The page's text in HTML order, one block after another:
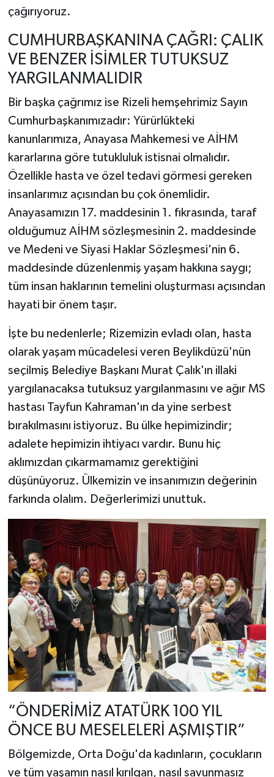
çağırıyoruz.
CUMHURBAŞKANINA ÇAĞRI: ÇALIK
VE BENZER İSİMLER TUTUKSUZ
YARGILANMALIDIR
Bir başka çağrımız ise Rizeli hemşehrimiz Sayın
Cumhurbaşkanımızadır: Yürürlükteki
kanunlarımıza, Anayasa Mahkemesi ve AİHM
kararlarına göre tutukluluk istisnai olmalıdır.
Özellikle hasta ve özel tedavi görmesi gereken
insanlarımız açısından bu çok önemlidir.
Anayasamızın 17. maddesinin 1. fıkrasında, taraf
olduğumuz AİHM sözleşmesinin 2. maddesinde
ve Medeni ve Siyasi Haklar Sözleşmesi'nin 6.
maddesinde düzenlenmiş yaşam hakkına saygı;
tüm insan haklarının temelini oluşturması açısından
hayati bir önem taşır.
İşte bu nedenlerle; Rizemizin evladı olan, hasta
olarak yaşam mücadelesi veren Beylikdüzü'nün
seçilmiş Belediye Başkanı Murat Çalık'ın illaki
yargılanacaksa tutuksuz yargılanmasını ve ağır MS
hastası Tayfun Kahraman'ın da yine serbest
bırakılmasını istiyoruz. Bu ülke hepimizindir;
adalete hepimizin ihtiyacı vardır. Bunu hiç
aklımızdan çıkarmamamız gerektiğini
düşünüyoruz. Ülkemizin ve insanımızın değerinin
farkında olalım. Değerlerimizi unuttuk.
“ÖNDERİMİZ ATATÜRK 100 YIL
ÖNCE BU MESELELERİ AŞMIŞTIR”
Bölgemizde, Orta Doğu'da kadınların, çocukların
ve tüm yaşamın nasıl kırılgan, nasıl savunmasız